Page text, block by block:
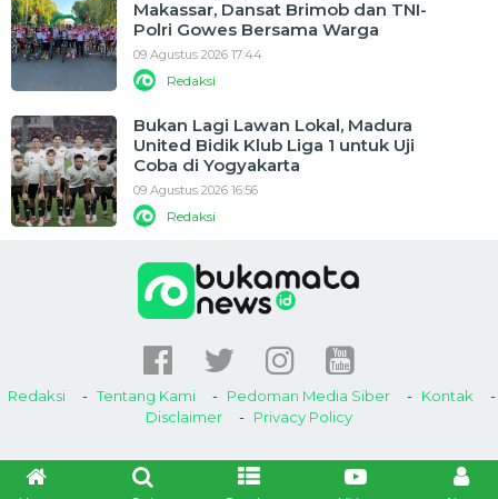
Makassar, Dansat Brimob dan TNI-
Polri Gowes Bersama Warga
09 Agustus 2026 17:44
Redaksi
Bukan Lagi Lawan Lokal, Madura
United Bidik Klub Liga 1 untuk Uji
Coba di Yogyakarta
09 Agustus 2026 16:56
Redaksi
Redaksi Tentang Kami Pedoman Media Siber
Kontak
Disclaimer
Privacy Policy